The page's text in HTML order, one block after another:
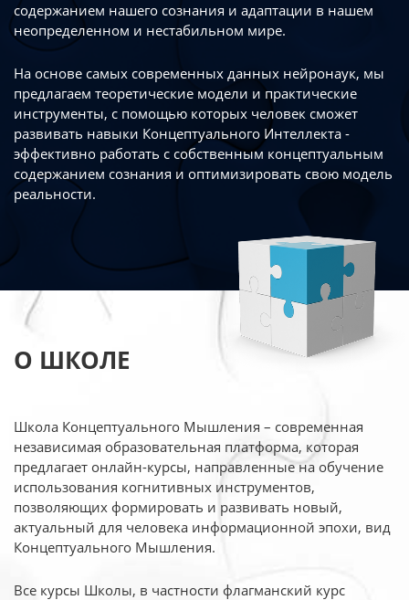
содержанием нашего сознания и адаптации в нашем
неопределенном и нестабильном мире.
На основе самых современных данных нейронаук, мы
предлагаем теоретические модели и практические
инструменты, с помощью которых человек сможет
развивать навыки Концептуального Интеллекта -
эффективно работать с собственным концептуальным
содержанием сознания и оптимизировать свою модель
реальности.
О ШКОЛЕ
Школа Концептуального Мышления – современная
независимая образовательная платформа, которая
предлагает онлайн-курсы, направленные на обучение
использования когнитивных инструментов,
позволяющих формировать и развивать новый,
актуальный для человека информационной эпохи, вид
Концептуального Мышления.
Все курсы Школы, в частности флагманский курс